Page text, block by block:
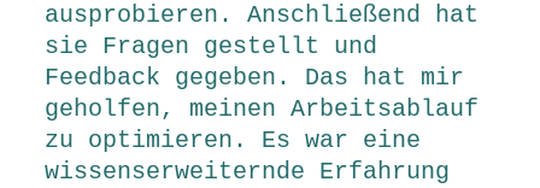
ausprobieren. Anschließend hat
sie Fragen gestellt und
Feedback gegeben. Das hat mir
geholfen, meinen Arbeitsablauf
zu optimieren. Es war eine
wissenserweiternde Erfahrung